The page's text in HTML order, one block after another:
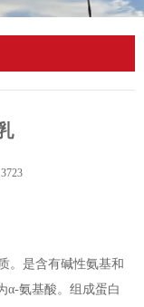
。是含有碱性氨基和
α-氨基酸。组成蛋白